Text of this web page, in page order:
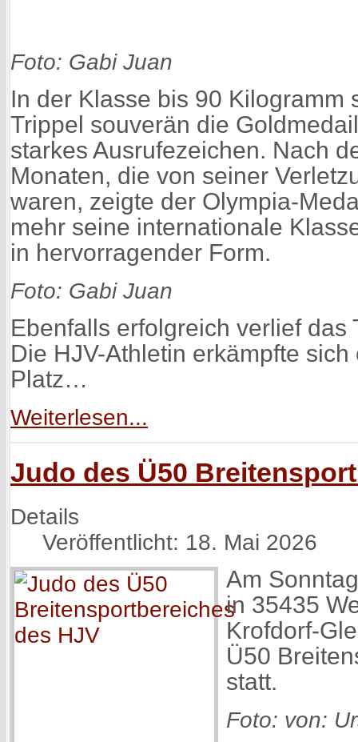
Foto: Gabi Juan
In der Klasse bis 90 Kilogramm
Trippel souverän die
starkes Ausrufezeichen. Nach
Monaten, die von seiner
waren, zeigte der Olympia-
mehr seine internationale
in hervorragender Form.
Foto: Gabi Juan
Ebenfalls erfolgreich verlief das
Die HJV-Athletin erkämpfte
Platz…
Weiterlesen...
Judo des Ü50
Details
Veröffentlicht: 18. Mai 2026
Am
in 35435
Krofdorf-
Ü50
statt.
Foto: von: